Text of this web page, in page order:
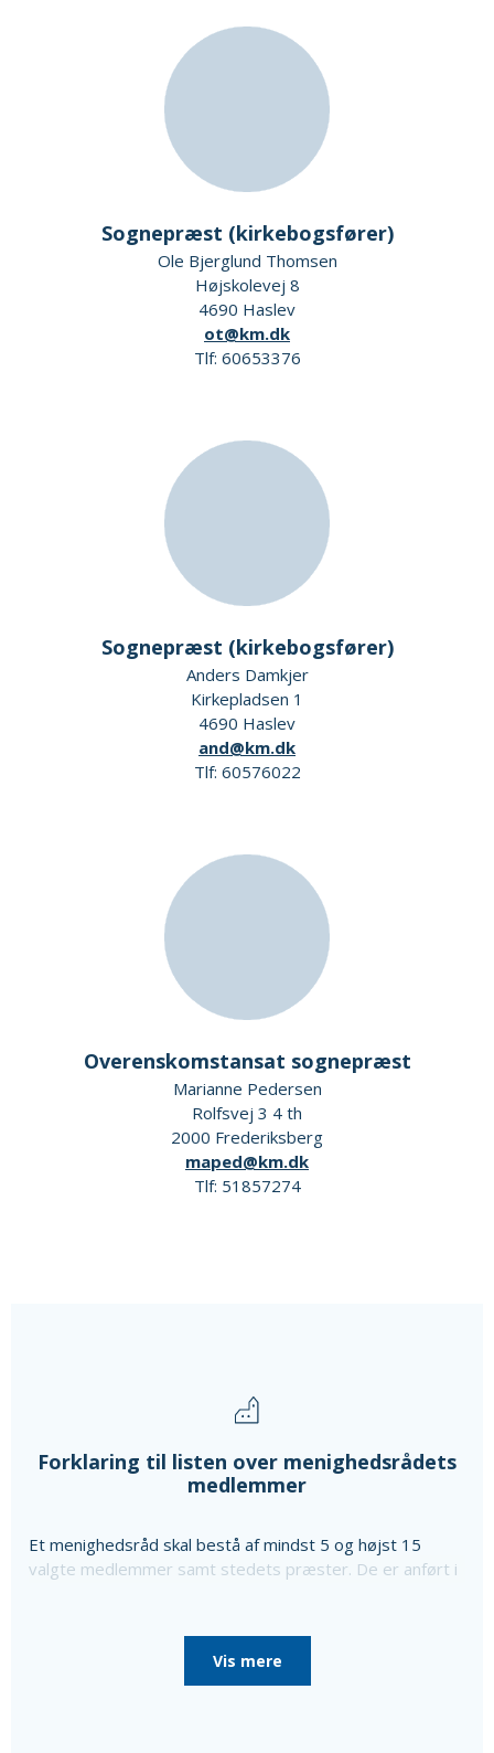
Sognepræst (kirkebogsfører)
Ole Bjerglund Thomsen
Højskolevej 8
4690 Haslev
ot@km.dk
Tlf: 60653376
Sognepræst (kirkebogsfører)
Anders Damkjer
Kirkepladsen 1
4690 Haslev
and@km.dk
Tlf: 60576022
Overenskomstansat sognepræst
Marianne Pedersen
Rolfsvej 3 4 th
2000 Frederiksberg
maped@km.dk
Tlf: 51857274
Forklaring til listen over menighedsrådets
medlemmer
Et menighedsråd skal bestå af mindst 5 og højst 15
valgte medlemmer samt stedets præster. De er anført i
menighedsrådet konstituerede sig, til særlige poster
som bl.a. kirkeværge og regnskabsfører.
Disse personer er i så fald nævnt efter de valgte
Vis mere